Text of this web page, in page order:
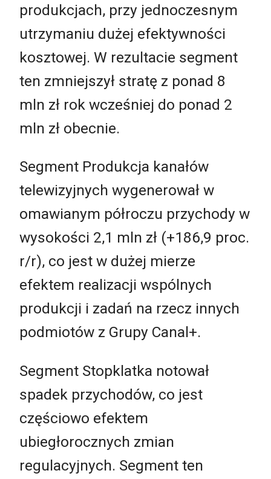
produkcjach, przy jednoczesnym
utrzymaniu dużej efektywności
kosztowej. W rezultacie segment
ten zmniejszył stratę z ponad 8
mln zł rok wcześniej do ponad 2
mln zł obecnie.
Segment Produkcja kanałów
telewizyjnych wygenerował w
omawianym półroczu przychody w
wysokości 2,1 mln zł (+186,9 proc.
r/r), co jest w dużej mierze
efektem realizacji wspólnych
produkcji i zadań na rzecz innych
podmiotów z Grupy Canal+.
Segment Stopklatka notował
spadek przychodów, co jest
częściowo efektem
ubiegłorocznych zmian
regulacyjnych. Segment ten